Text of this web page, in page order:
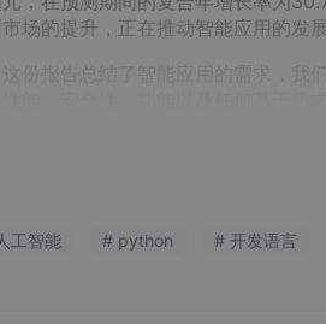
场的提升，正在推动智能应用的发
你的应用程序或软件在不断变化或
能、安全性、可用性、网络兼容性等
工智能 # python # 开发语言